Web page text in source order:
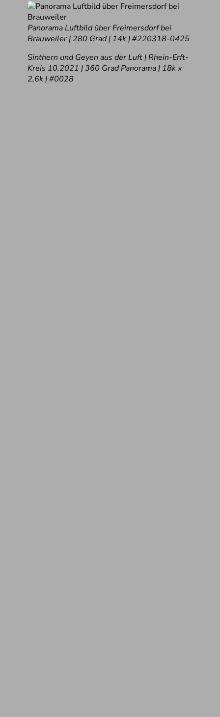
Panorama Luftbild über Freimersdorf bei
Brauweiler | 280 Grad | 14k | #220318-0425
Sinthern und Geyen aus der Luft | Rhein-Erft-
Kreis 10.2021 | 360 Grad Panorama | 18k x
2,6k | #0028